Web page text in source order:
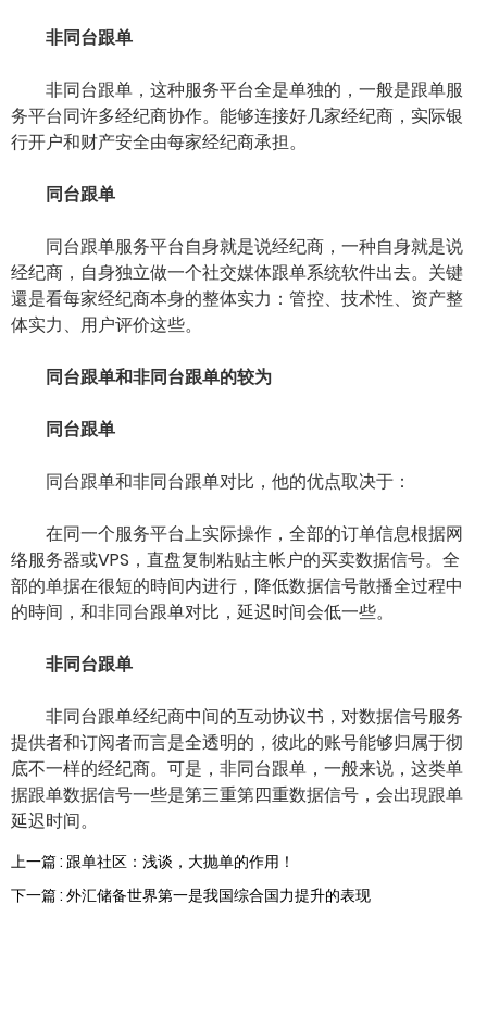
非同台跟单
非同台跟单，这种服务平台全是单独的，一般是跟单服
务平台同许多经纪商协作。能够连接好几家经纪商，实际银
行开户和财产安全由每家经纪商承担。
同台跟单
同台跟单服务平台自身就是说经纪商，一种自身就是说
经纪商，自身独立做一个社交媒体跟单系统软件出去。关键
還是看每家经纪商本身的整体实力：管控、技术性、资产整
体实力、用户评价这些。
同台跟单和非同台跟单的较为
同台跟单
同台跟单和非同台跟单对比，他的优点取决于：
在同一个服务平台上实际操作，全部的订单信息根据网
络服务器或VPS，直盘复制粘贴主帐户的买卖数据信号。全
部的单据在很短的時间内进行，降低数据信号散播全过程中
的時间，和非同台跟单对比，延迟时间会低一些。
非同台跟单
非同台跟单经纪商中间的互动协议书，对数据信号服务
提供者和订阅者而言是全透明的，彼此的账号能够归属于彻
底不一样的经纪商。可是，非同台跟单，一般来说，这类单
据跟单数据信号一些是第三重第四重数据信号，会出現跟单
延迟时间。
上一篇 : 跟单社区：浅谈，大抛单的作用！
下一篇 : 外汇储备世界第一是我国综合国力提升的表现